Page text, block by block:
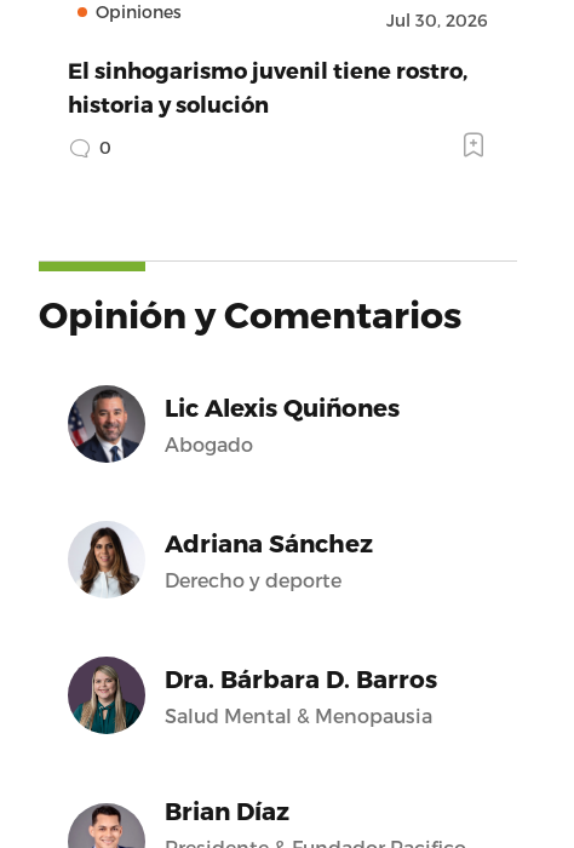
Opiniones Jul 30, 2026
El sinhogarismo juvenil tiene rostro,
historia y solución
0
Opinión y Comentarios
Lic Alexis Quiñones
Abogado
Adriana Sánchez
Derecho y deporte
Dra. Bárbara D. Barros
Salud Mental & Menopausia
Brian Díaz